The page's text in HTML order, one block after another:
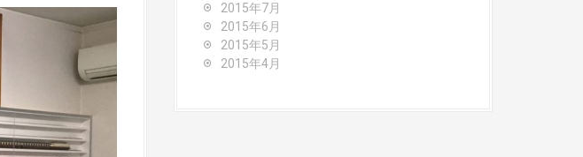
2015年7月
2015年6月
2015年5月
2015年4月